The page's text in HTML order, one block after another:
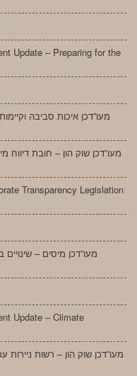
Update – Preparing for the
מעו”דכן איכות סביבה
מעו”דכן שוק הון – חובת דיווח
Transparency Legislation
מעו”דכן מיסים –
Update – Climate
מעו”דכן שוק הון – רשות